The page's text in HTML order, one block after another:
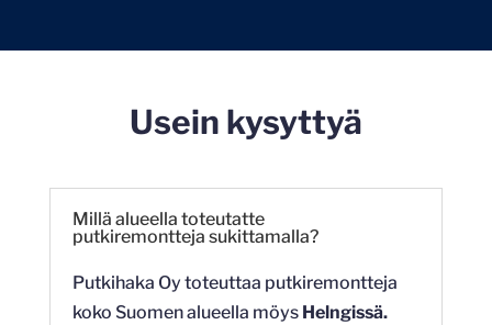
Usein kysyttyä
Millä alueella toteutatte
putkiremontteja sukittamalla?
Putkihaka Oy toteuttaa putkiremontteja
koko Suomen alueella möys Helngissä.